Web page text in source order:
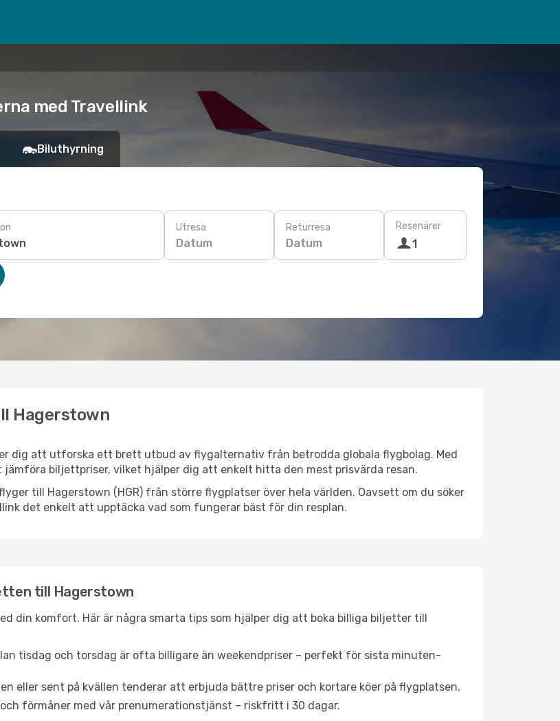
med Travellink
Biluthyrning
Utresa
Datum
Returresa
Datum
Resenärer
1
Hagerstown
dig att utforska ett brett utbud av flygalternativ från betrodda globala flygbolag. Med
biljettpriser, vilket hjälper dig att enkelt hitta den mest prisvärda resan.
till Hagerstown (HGR) från större flygplatser över hela världen. Oavsett om du söker
det enkelt att upptäcka vad som fungerar bäst för din resplan.
till Hagerstown
din komfort. Här är några smarta tips som hjälper dig att boka billiga biljetter till
tisdag och torsdag är ofta billigare än weekendpriser – perfekt för sista minuten-
eller sent på kvällen tenderar att erbjuda bättre priser och kortare köer på flygplatsen.
förmåner med vår prenumerationstjänst – riskfritt i 30 dagar.